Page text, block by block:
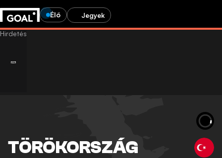
Élő Jegyek
TÖRÖKORSZÁG